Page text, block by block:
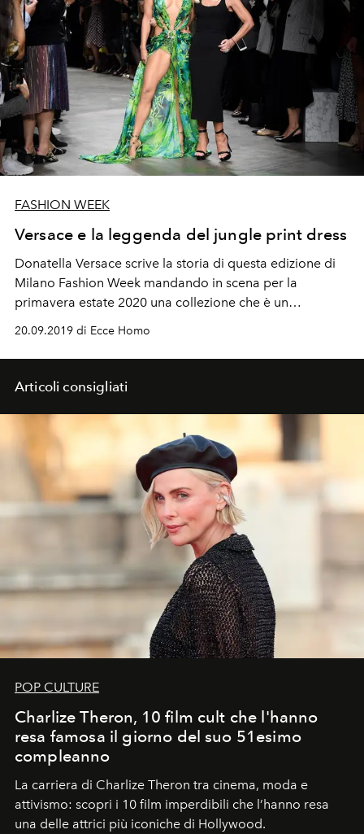
FASHION WEEK
Versace e la leggenda del jungle print dress
Donatella Versace scrive la storia di questa edizione di
Milano Fashion Week mandando in scena per la
primavera estate 2020 una collezione che è un
capolavoro di glamour e femminilità e che una
leggenda.
20.09.2019 di Ecce Homo
Articoli consigliati
POP CULTURE
Charlize Theron, 10 film cult che l'hanno
resa famosa il giorno del suo 51esimo
compleanno
La carriera di Charlize Theron tra cinema, moda e
attivismo: scopri i 10 film imperdibili che l’hanno resa
una delle attrici più iconiche di Hollywood.